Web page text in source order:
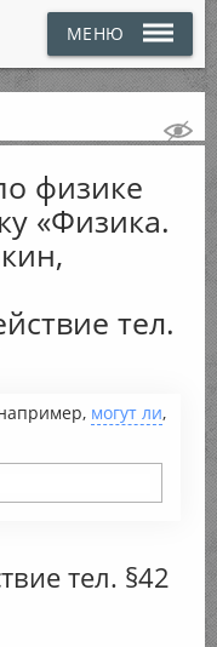
МЕНЮ
физике
«Физика.
тел.
могут ли,
тел. §42